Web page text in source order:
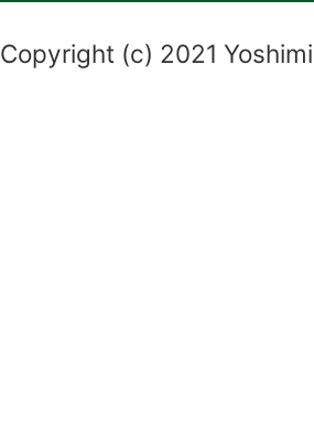
Copyright (c) 2021